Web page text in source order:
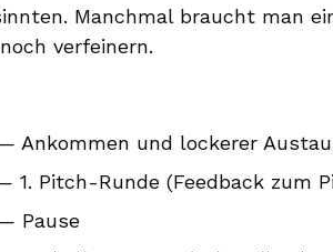
Manchmal braucht man
verfeinern.
Ankommen und lockerer
1. Pitch-Runde (Feedback zum
Pause